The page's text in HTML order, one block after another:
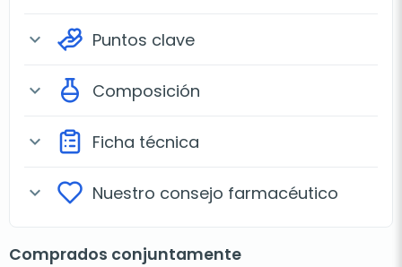
expand_more Puntos clave
expand_more Composición
expand_more Ficha técnica
expand_more Nuestro consejo farmacéutico
Comprados conjuntamente